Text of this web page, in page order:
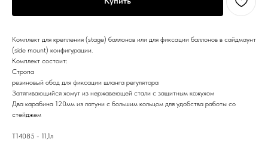
Комплект для крепления (stage) баллонов или для фиксации баллонов в сайдмаунт
(side mount) конфигурации.
Комплект состоит:
Стропа
резиновый обод для фиксации шланга регулятора
Затягивающийся хомут из нержавеющей стали с защитным кожухом
Два карабина 120мм из латуни с большим кольцом для удобства работы со
стейджем
T14085 - 11,1л